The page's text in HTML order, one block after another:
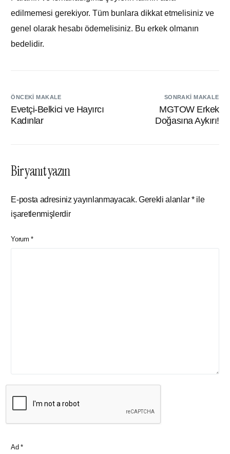
edilmemesi gerekiyor. Tüm bunlara dikkat etmelisiniz ve
genel olarak hesabı ödemelisiniz. Bu erkek olmanın
bedelidir.
ÖNCEKI MAKALE
Evetçi-Belkici ve Hayırcı
Kadınlar
SONRAKI MAKALE
MGTOW Erkek
Doğasına Aykırı!
Bir yanıt yazın
E-posta adresiniz yayınlanmayacak. Gerekli alanlar*ile
işaretlenmişlerdir
Yorum*
Ad*